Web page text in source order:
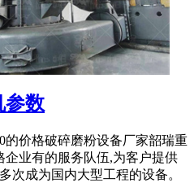
参数
的价格破碎磨粉设备厂家韶瑞重
企业有的服务队伍,为客户提供
次成为国内大型工程的设备。